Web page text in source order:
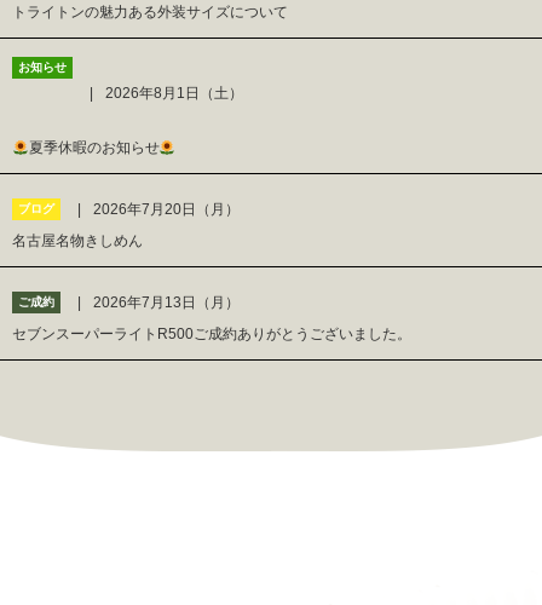
トライトンの魅力ある外装サイズについて
お知らせ
2026年8月1日（土）
夏季休暇のお知らせ
ブログ
2026年7月20日（月）
名古屋名物きしめん
ご成約
2026年7月13日（月）
セブンスーパーライトR500ご成約ありがとうございました。